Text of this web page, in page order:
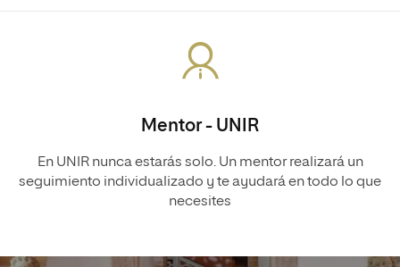
Mentor - UNIR
En UNIR nunca estarás solo. Un mentor realizará un
seguimiento individualizado y te ayudará en todo lo que
necesites